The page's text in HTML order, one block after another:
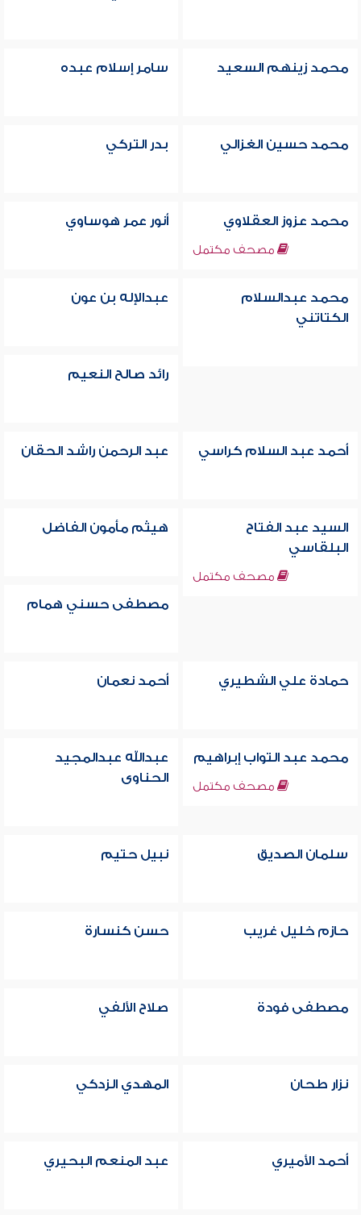
محمد زينهم السعيد سامر إسلام عبده
محمد حسين الغزالي بدر التركي
محمد عزوز العقلاوي
مصحف مكتمل
أنور عمر هوساوي
محمد عبدالسلام
الكتاتني
عبدالإله بن عون
رائد صالح النعيم
أحمد عبد السلام كراسي عبد الرحمن راشد الحقان
السيد عبد الفتاح
البلقاسي
مصحف مكتمل
هيثم مأمون الفاضل
مصطفى حسني همام
حمادة علي الشطيري أحمد نعمان
محمد عبد التواب إبراهيم
مصحف مكتمل
عبدالله عبدالمجيد
الحناوى
سلمان الصديق نبيل حتيم
حازم خليل غريب حسن كنسارة
مصطفى فودة صلاح الألفي
نزار طحان المهدي الزدكي
أحمد الأميري عبد المنعم البحيري